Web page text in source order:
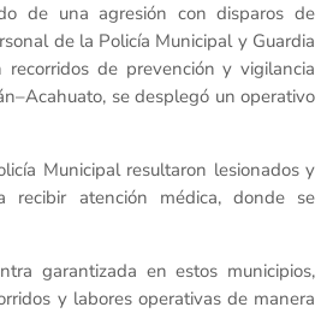
de una agresión con disparos de
de la Policía Municipal y Guardia
recorridos de prevención y vigilancia
se desplegó un operativo
Municipal resultaron lesionados y
recibir atención médica, donde se
garantizada en estos municipios,
y labores operativas de manera